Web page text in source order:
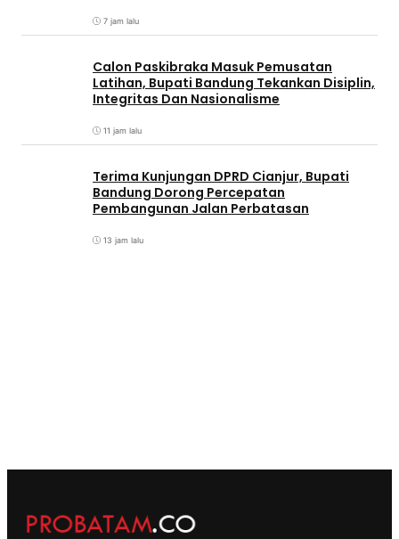
7 jam lalu
Calon Paskibraka Masuk Pemusatan
Latihan, Bupati Bandung Tekankan Disiplin,
Integritas Dan Nasionalisme
11 jam lalu
Terima Kunjungan DPRD Cianjur, Bupati
Bandung Dorong Percepatan
Pembangunan Jalan Perbatasan
13 jam lalu